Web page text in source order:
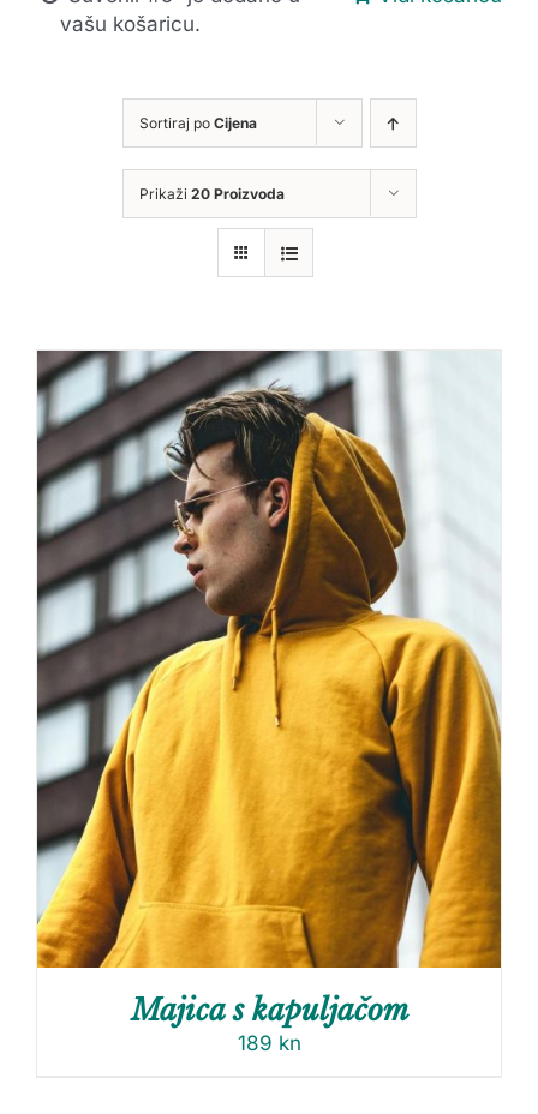
vašu košaricu.
Sortiraj po Cijena
Prikaži 20 Proizvoda
Majica s kapuljačom
189 kn